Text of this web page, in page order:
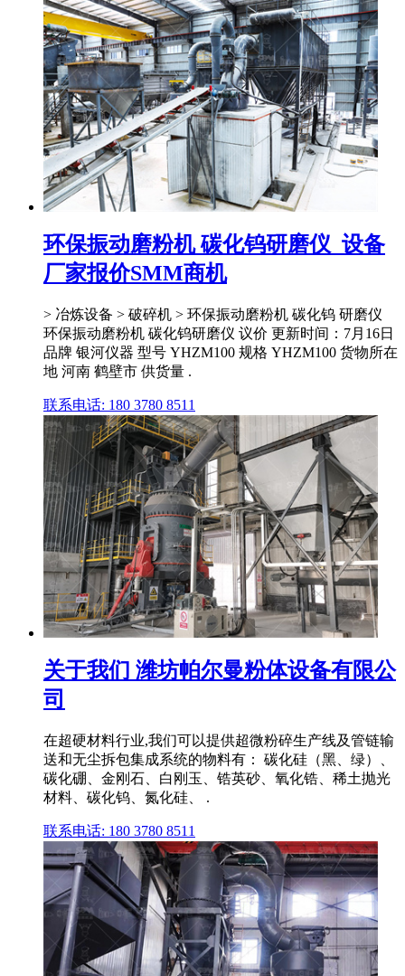
环保振动磨粉机 碳化钨研磨仪_设备
厂家报价SMM商机
> 冶炼设备 > 破碎机 > 环保振动磨粉机 碳化钨 研磨仪
环保振动磨粉机 碳化钨研磨仪 议价 更新时间：7月16日
品牌 银河仪器 型号 YHZM100 规格 YHZM100 货物所在
地 河南 鹤壁市 供货量 .
联系电话: 180 3780 8511
关于我们 潍坊帕尔曼粉体设备有限公
司
在超硬材料行业,我们可以提供超微粉碎生产线及管链输
送和无尘拆包集成系统的物料有： 碳化硅（黑、绿）、
碳化硼、金刚石、白刚玉、锆英砂、氧化锆、稀土抛光
材料、碳化钨、氮化硅、 .
联系电话: 180 3780 8511